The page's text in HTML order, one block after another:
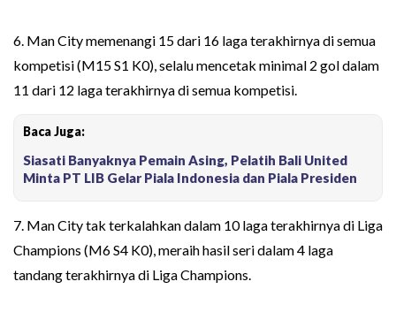
6. Man City memenangi 15 dari 16 laga terakhirnya di semua
kompetisi (M15 S1 K0), selalu mencetak minimal 2 gol dalam
11 dari 12 laga terakhirnya di semua kompetisi.
Baca Juga:
Siasati Banyaknya Pemain Asing, Pelatih Bali United
Minta PT LIB Gelar Piala Indonesia dan Piala Presiden
7. Man City tak terkalahkan dalam 10 laga terakhirnya di Liga
Champions (M6 S4 K0), meraih hasil seri dalam 4 laga
tandang terakhirnya di Liga Champions.